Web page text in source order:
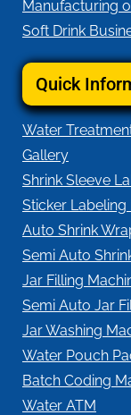
Manufacturing
Soft Drink
Quick
Water
Gallery
Shrink Sleeve
Sticker Labeling
Auto Shrink
Semi Auto
Jar Filling
Semi Auto Jar
Jar Washing
Water Pouch
Batch Coding
Water ATM